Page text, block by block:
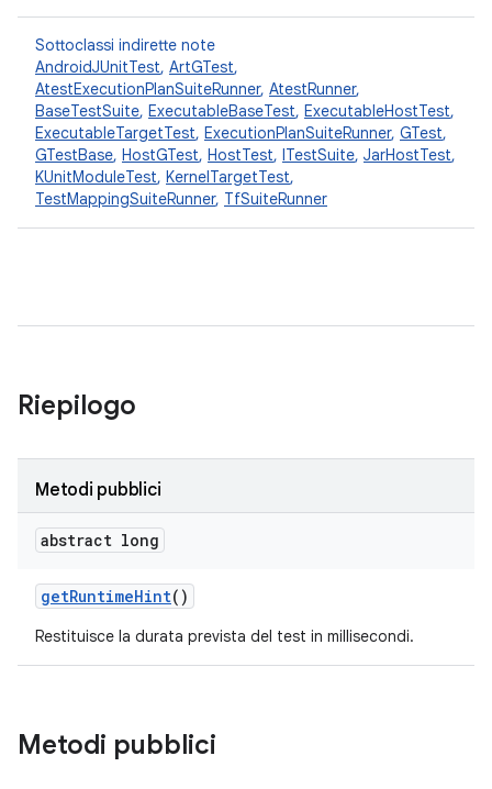
Sottoclassi indirette note
AndroidJUnitTest, ArtGTest,
AtestExecutionPlanSuiteRunner, AtestRunner,
BaseTestSuite, ExecutableBaseTest, ExecutableHostTest,
ExecutableTargetTest, ExecutionPlanSuiteRunner, GTest,
GTestBase, HostGTest, HostTest, ITestSuite, JarHostTest,
KUnitModuleTest, KernelTargetTest,
TestMappingSuiteRunner, TfSuiteRunner
Riepilogo
Metodi pubblici
abstract long
getRuntimeHint()
Restituisce la durata prevista del test in millisecondi.
Metodi pubblici